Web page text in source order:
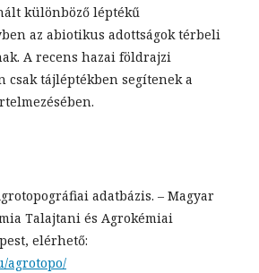
különböző léptékű
az abiotikus adottságok térbeli
A recens hazai földrajzi
csak tájléptékben segítenek a
adatbázis. – Magyar
Talajtani és Agrokémiai
elérhető:
agrotopo/